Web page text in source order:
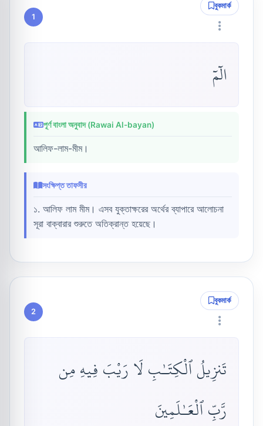
1
বুকমার্ক
الٓمٓ
পূর্ণ বাংলা অনুবাদ (Rawai Al-bayan)
আলিফ-লাম-মীম।
সংক্ষিপ্ত তাফসীর
১. আলিফ লাম মীম। এসব যুক্তাক্ষরের অর্থের ব্যাপারে আলোচনা
সূরা বাক্বারার শুরুতে অতিক্রান্ত হয়েছে।
2
বুকমার্ক
تَنزِيلُ ٱلْكِتَـٰبِ لَا رَيْبَ فِيهِ مِن
رَّبِّ ٱلْعَـٰلَمِينَ